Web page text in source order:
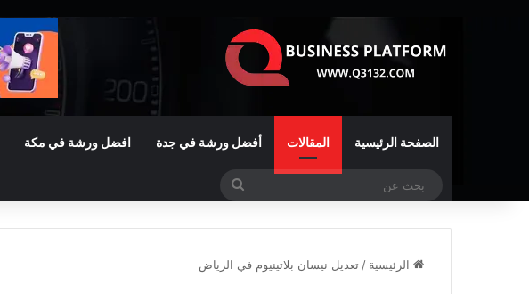
الصفحة الرئيسية المقالات أفضل ورشة في جدة افضل ورشة في مكة
الرئيسية / تعديل نيسان بلاتينيوم في الرياض